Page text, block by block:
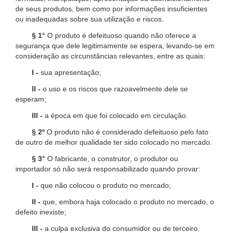
de seus produtos, bem como por informações insuficientes
ou inadequadas sobre sua utilização e riscos.
§ 1° O produto é defeituoso quando não oferece a
segurança que dele legitimamente se espera, levando-se em
consideração as circunstâncias relevantes, entre as quais:
I - sua apresentação;
II - o uso e os riscos que razoavelmente dele se
esperam;
III - a época em que foi colocado em circulação.
§ 2º O produto não é considerado defeituoso pelo fato
de outro de melhor qualidade ter sido colocado no mercado.
§ 3° O fabricante, o construtor, o produtor ou
importador só não será responsabilizado quando provar:
I - que não colocou o produto no mercado;
II - que, embora haja colocado o produto no mercado, o
defeito inexiste;
III - a culpa exclusiva do consumidor ou de terceiro.